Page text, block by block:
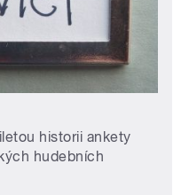
historii ankety
hudebních